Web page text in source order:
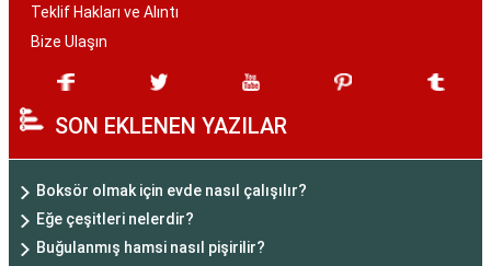
Teklif Hakları ve Alıntı
Bize Ulaşın
SON EKLENEN YAZILAR
Boksör olmak için evde nasıl çalışılır?
Eğe çeşitleri nelerdir?
Buğulanmış hamsi nasıl pişirilir?